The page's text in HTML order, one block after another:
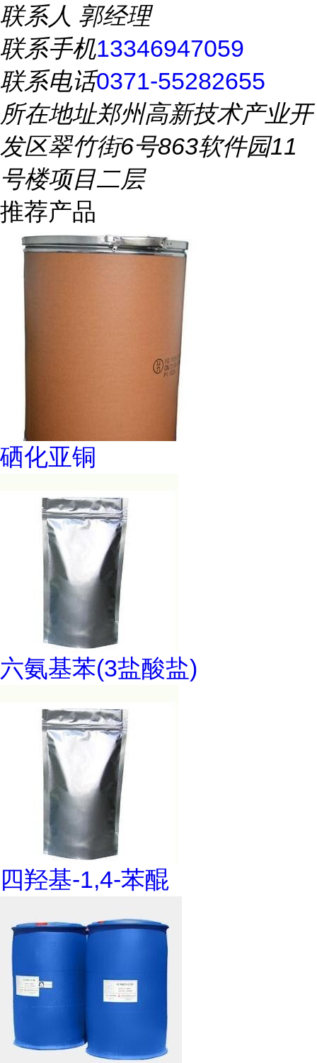
联系人 郭经理
联系手机13346947059
联系电话0371-55282655
所在地址郑州高新技术产业开
发区翠竹街6号863软件园11
号楼项目二层
推荐产品
硒化亚铜
六氨基苯(3盐酸盐)
四羟基-1,4-苯醌